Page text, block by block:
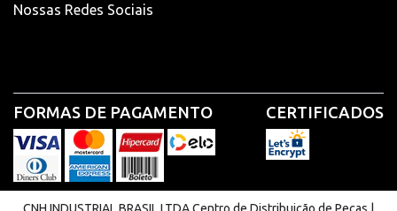
Nossas Redes Sociais
FORMAS DE PAGAMENTO CERTIFICADOS
CNH INDUSTRIAL BRASIL LTDA Centro de Distribuição de Peças |